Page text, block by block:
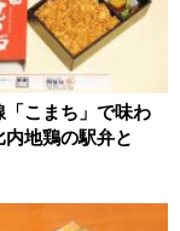
「こまち」で味わ
内地鶏の駅弁と